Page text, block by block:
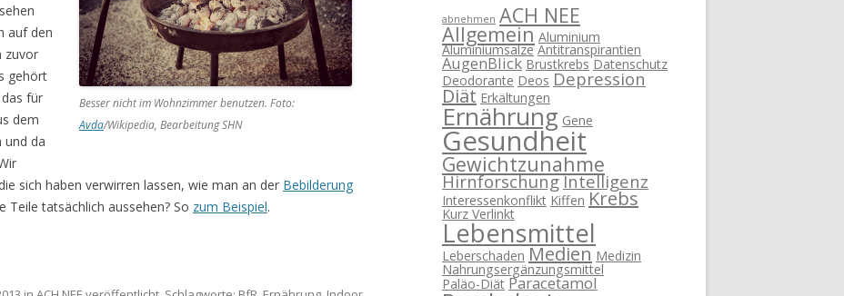
Besser nicht im Wohnzimmer benutzen. Foto:
Avda/Wikipedia, Bearbeitung SHN
auf den
zuvor
gehört
für
dem
und da
sich haben verwirren lassen, wie man an der Bebilderung
Teile tatsächlich aussehen? So zum Beispiel.
abnehmen ACH NEE
Allgemein Aluminium
Aluminiumsalze Antitranspirantien
AugenBlick Brustkrebs Datenschutz
Deodorante Deos Depression
Diät Erkältungen
Ernährung Gene
Gesundheit
Gewichtzunahme
HirnforschungIntelligenz
Interessenkonflikt Kiffen Krebs
Kurz Verlinkt
Lebensmittel
Leberschaden Medien Medizin
Nahrungsergänzungsmittel
Paläo-Diät Paracetamol